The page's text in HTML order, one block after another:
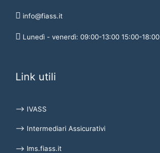
info@fiass.it
Lunedì - venerdì: 09:00-13:00 15:00-18:00
Link utili
⟶ IVASS
⟶ Intermediari Assicurativi
⟶ lms.fiass.it